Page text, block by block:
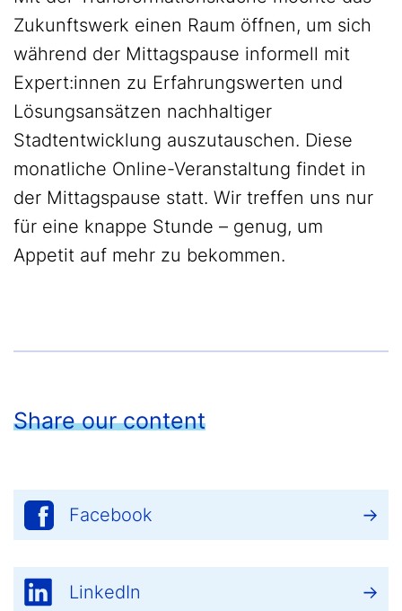
Zukunftswerk einen Raum öffnen, um sich
während der Mittagspause informell mit
Expert:innen zu Erfahrungswerten und
Lösungsansätzen nachhaltiger
Stadtentwicklung auszutauschen. Diese
monatliche Online-Veranstaltung findet in
der Mittagspause statt. Wir treffen uns nur
für eine knappe Stunde – genug, um
Appetit auf mehr zu bekommen.
Share our content
Facebook
LinkedIn